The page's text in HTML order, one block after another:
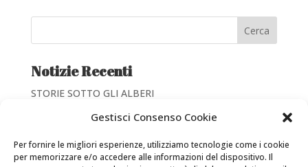
Gestisci Consenso Cookie
Per fornire le migliori esperienze, utilizziamo tecnologie come i cookie
per memorizzare e/o accedere alle informazioni del dispositivo. Il
Cerca
Notizie Recenti
STORIE SOTTO GLI ALBERI
Giornate di valorizzazione dei Beni Culturali
Inventario del Fondo Luigi Morosini-Giuseppe Sacconi